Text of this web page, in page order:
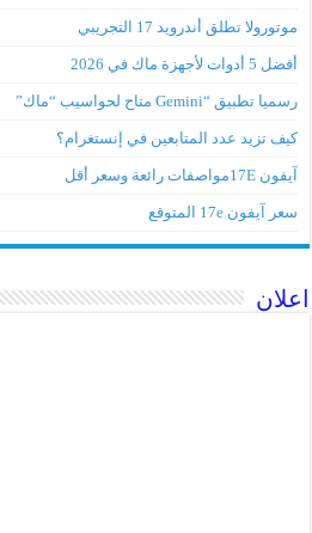
موتورولا تطلق أندرويد 17 التجريبي
أفضل 5 أدوات لأجهزة ماك في 2026
رسميا تطبيق “Gemini متاح لحواسيب “ماك”
كيف تزيد عدد المتابعين في إنستغرام؟
آيفون 17Eمواصفات رائعة وسعر أقل
سعر آيفون 17e المتوقع
اعلان